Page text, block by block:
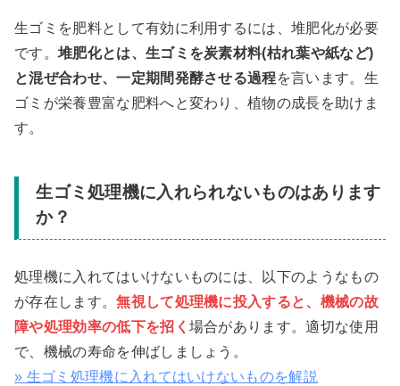
生ゴミを肥料として有効に利用するには、堆肥化が必要
です。 堆肥化とは、生ゴミを炭素材料(枯れ葉や紙など)
と混ぜ合わせ、一定期間発酵させる過程を言います。生
ゴミが栄養豊富な肥料へと変わり、植物の成長を助けま
す。
生ゴミ処理機に入れられないものはあります
か？
処理機に入れてはいけないものには、以下のようなもの
が存在します。無視して処理機に投入すると、機械の故
障や処理効率の低下を招く 場合があります。適切な使用
で、機械の寿命を伸ばしましょう。
» 生ゴミ処理機に入れてはいけないものを解説